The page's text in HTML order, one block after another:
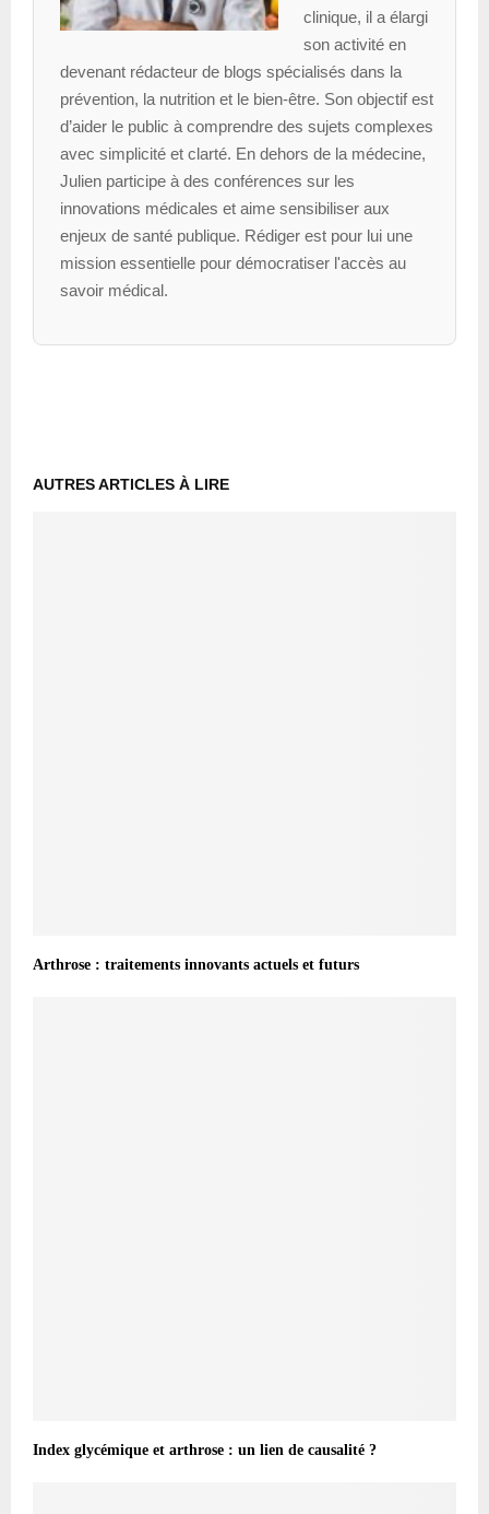
clinique, il a élargi
son activité en
devenant rédacteur de blogs spécialisés dans la
prévention, la nutrition et le bien-être. Son objectif est
d’aider le public à comprendre des sujets complexes
avec simplicité et clarté. En dehors de la médecine,
Julien participe à des conférences sur les
innovations médicales et aime sensibiliser aux
enjeux de santé publique. Rédiger est pour lui une
mission essentielle pour démocratiser l'accès au
savoir médical.
AUTRES ARTICLES À LIRE
Arthrose : traitements innovants actuels et futurs
Index glycémique et arthrose : un lien de causalité ?